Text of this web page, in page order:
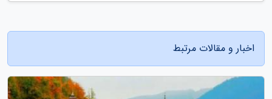
اخبار و مقالات مرتبط